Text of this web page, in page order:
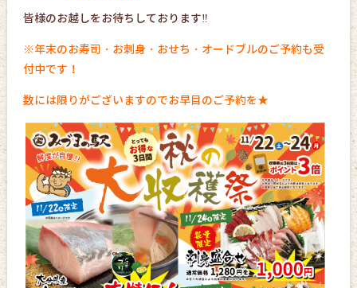
皆様のお越しをお待ちしております‼
※年末のお寿司・お刺身・おせち・オードブルのご予約も受
付中です！
数には限りがございますのでお早目のご予約を★